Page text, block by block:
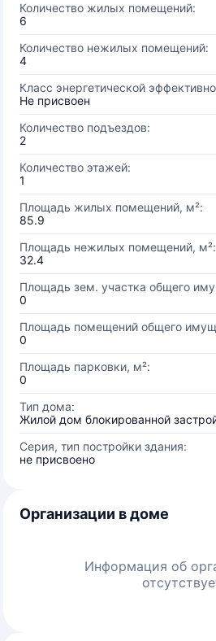
Количество жилых помещений:
6
Количество нежилых помещений:
4
Класс энергетической
Не присвоен
Количество подъездов:
2
Количество этажей:
1
Площадь жилых помещений, м²:
85.9
Площадь нежилых помещений, м²:
32.4
Площадь зем. участка общего
0
Площадь помещений общего
0
Площадь парковки, м²:
0
Тип дома:
Жилой дом блокированной
Серия, тип постройки здания:
не присвоено
Организации в доме
Информация об